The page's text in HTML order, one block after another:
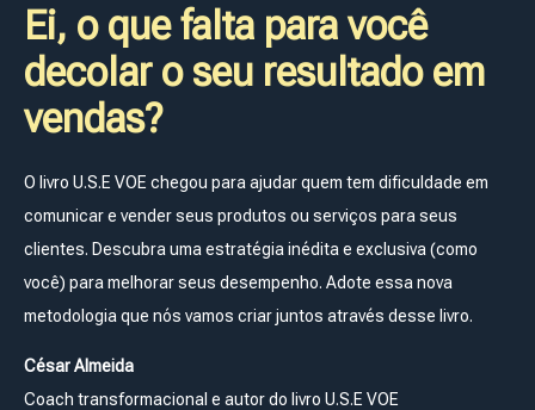
Ei, o que falta para você
decolar o seu resultado em
vendas?
O livro U.S.E VOE chegou para ajudar quem tem dificuldade em
comunicar e vender seus produtos ou serviços para seus
clientes. Descubra uma estratégia inédita e exclusiva (como
você) para melhorar seus desempenho. Adote essa nova
metodologia que nós vamos criar juntos através desse livro.
César Almeida
Coach transformacional e autor do livro U.S.E VOE